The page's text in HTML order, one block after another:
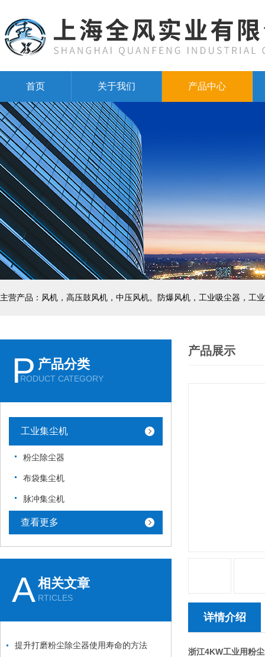
首页 关于我们 产品中心
主营产品：风机，高压鼓风机，中压风机。防爆风机，工业吸尘器，工
P 产品分类
RODUCT CATEGORY
工业集尘机
粉尘除尘器
布袋集尘机
脉冲集尘机
查看更多
A相关文章
RTICLES
提升打磨粉尘除尘器使用寿命的方法
产品展示
详情介绍
浙江4KW工业用粉